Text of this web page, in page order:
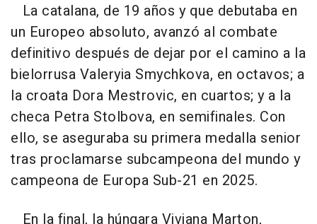
La catalana, de 19 años y que debutaba en
un Europeo absoluto, avanzó al combate
definitivo después de dejar por el camino a la
bielorrusa Valeryia Smychkova, en octavos; a
la croata Dora Mestrovic, en cuartos; y a la
checa Petra Stolbova, en semifinales. Con
ello, se aseguraba su primera medalla senior
tras proclamarse subcampeona del mundo y
campeona de Europa Sub-21 en 2025.
En la final, la húngara Viviana Marton,